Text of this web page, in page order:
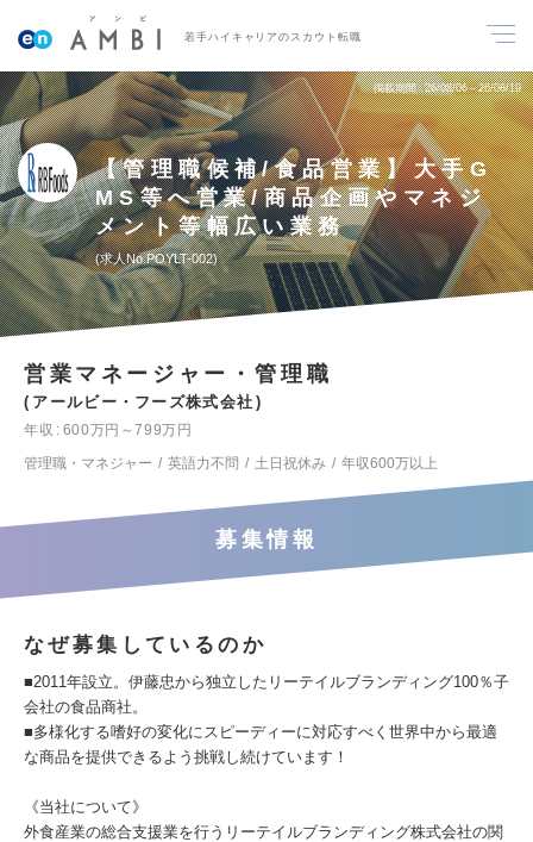
若手ハイキャリアのスカウト転職
掲載期間 26/08/06～26/08/19
【管理職候補/食品営業】大手G
MS等へ営業/商品企画やマネジ
メント等幅広い業務
求人No.POYLT-002
営業マネージャー・管理職
アールビー・フーズ株式会社
年収
600万円～799万円
管理職・マネジャー
英語力不問 土日祝休み 年収600万以上
募集情報
なぜ募集しているのか
■2011年設立。伊藤忠から独立したリーテイルブランディング100％子
会社の食品商社。
■多様化する嗜好の変化にスピーディーに対応すべく世界中から最適
な商品を提供できるよう挑戦し続けています！
《当社について》
外食産業の総合支援業を行うリーテイルブランディング株式会社の関